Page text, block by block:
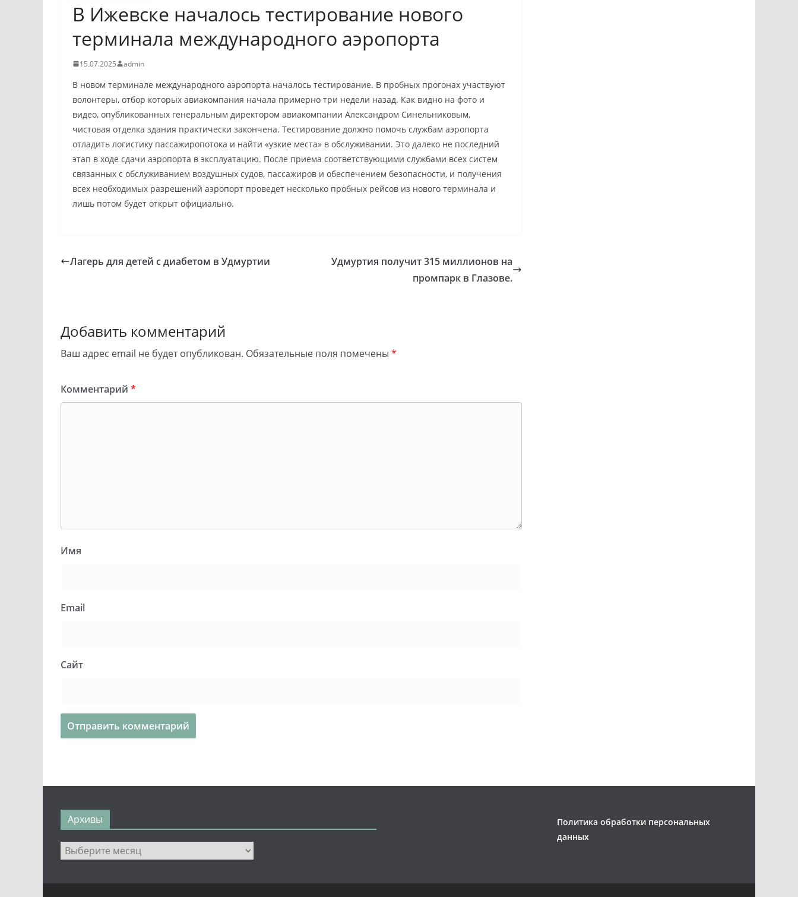
В Ижевске началось тестирование нового
терминала международного аэропорта
15.07.2025 admin
В новом терминале международного аэропорта началось тестирование. В пробных прогонах участвуют
волонтеры, отбор которых авиакомпания начала примерно три недели назад. Как видно на фото и
видео, опубликованных генеральным директором авиакомпании Александром Синельниковым,
чистовая отделка здания практически закончена. Тестирование должно помочь службам аэропорта
отладить логистику пассажиропотока и найти «узкие места» в обслуживании. Это далеко не последний
этап в ходе сдачи аэропорта в эксплуатацию. После приема соответствующими службами всех систем
связанных с обслуживанием воздушных судов, пассажиров и обеспечением безопасности, и получения
всех необходимых разрешений аэропорт проведет несколько пробных рейсов из нового терминала и
лишь потом будет открыт официально.
Лагерь для детей с диабетом в Удмуртии
Удмуртия получит 315 миллионов на
промпарк в Глазове.
Добавить комментарий
Ваш адрес email не будет опубликован. Обязательные поля помечены *
Комментарий *
Имя
Email
Сайт
Архивы
Архивы
Политика обработки персональных
данных